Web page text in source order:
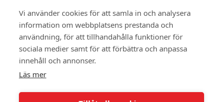
Vi använder cookies för att samla in och analysera
information om webbplatsens prestanda och
användning, för att tillhandahålla funktioner för
sociala medier samt för att förbättra och anpassa
innehåll och annonser.
Läs mer
första månaden
Instagram
LinkedIn
Twitter
Facebook
Få veckans bästa
artiklar på mejlen
PRENUMERERA